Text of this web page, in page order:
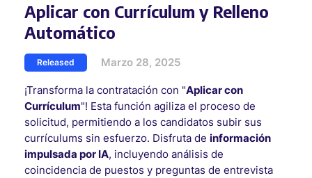
Aplicar con Currículum y Relleno
Automático
Released Marzo 28, 2025
¡Transforma la contratación con "Aplicar con
Currículum"! Esta función agiliza el proceso de
solicitud, permitiendo a los candidatos subir sus
currículums sin esfuerzo. Disfruta de información
impulsada por IA, incluyendo análisis de
coincidencia de puestos y preguntas de entrevista